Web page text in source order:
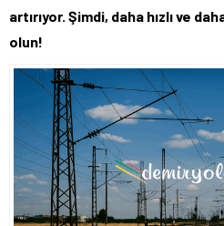
artırıyor. Şimdi, daha hızlı ve
olun!